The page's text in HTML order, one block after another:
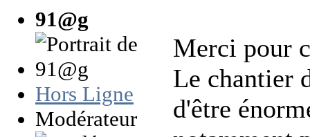
91@g
Hors Ligne
Modérateur
Merci pour
Le chantier
d'être